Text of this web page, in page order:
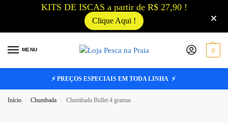
KITS DE ISCAS a partir de R$ 27,90 !
Clique Aqui !
MENU 0
⚡ PREÇOS ESPECIAIS EM TODA LINHA ⚡
Início / Chumbada / Chumbada Bullet 4 gramas